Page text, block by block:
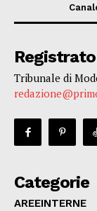
Registrato
Tribunale di
Categorie
AREEINTERNE